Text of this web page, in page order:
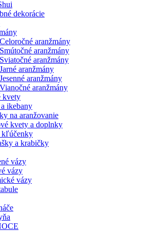
dekorácie
Celoročné aranžmány
Smútočné aranžmány
Sviatočné aranžmány
Jarné aranžmány
Jesenné aranžmány
Vianočné aranžmány
kvety
ikebany
na aranžovanie
kvety a doplnky
kľúčenky
a krabičky
vázy
vázy
vázy